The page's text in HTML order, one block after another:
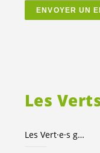
Les
Les Vert·e·s genevois·es
ENVOYER UN